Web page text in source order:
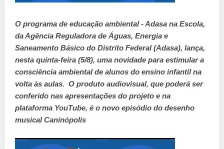
O programa de educação ambiental - Adasa na Escola,
da Agência Reguladora de Águas, Energia e
Saneamento Básico do Distrito Federal (Adasa), lança,
nesta quinta-feira (5/8), uma novidade para estimular a
consciência ambiental de alunos do ensino infantil na
volta às aulas. O produto audiovisual, que poderá ser
conferido nas apresentações do projeto e na
plataforma YouTube, é o novo episódio do desenho
musical Caninópolis